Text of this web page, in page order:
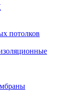
потолков